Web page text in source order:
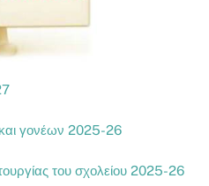
και γονέων 2025-26
του σχολείου 2025-26